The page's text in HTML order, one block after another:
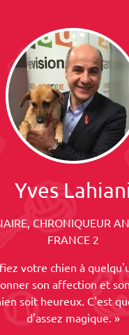
Yves
CHRONIQUEUR
FRANCE 2
votre chien à
son affection et
soit heureux. C'est
d'assez magique. »